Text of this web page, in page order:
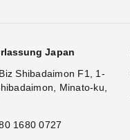
Japan
Shibadaimon F1, 1-
Minato-ku,
1680 0727